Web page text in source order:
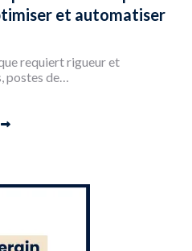
et automatiser
requiert rigueur et
postes de…